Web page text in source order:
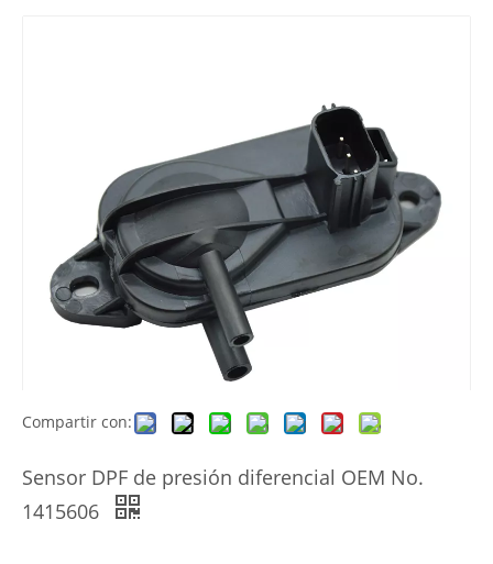
Compartir con:
Sensor DPF de presión diferencial OEM No.
1415606